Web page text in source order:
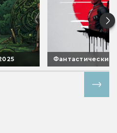
Фантастические